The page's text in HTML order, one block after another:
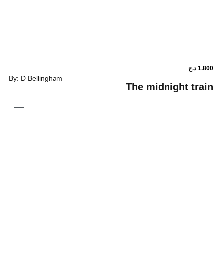
By: D Bellingham
The